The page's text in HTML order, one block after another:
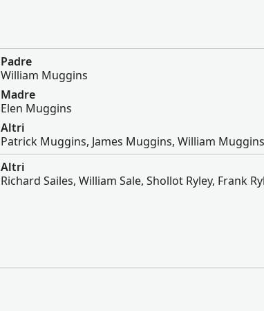
Padre
William Muggins
Madre
Elen Muggins
Altri
Patrick Muggins, James Muggins, William Muggins
Altri
Richard Sailes, William Sale, Shollot Ryley, Frank